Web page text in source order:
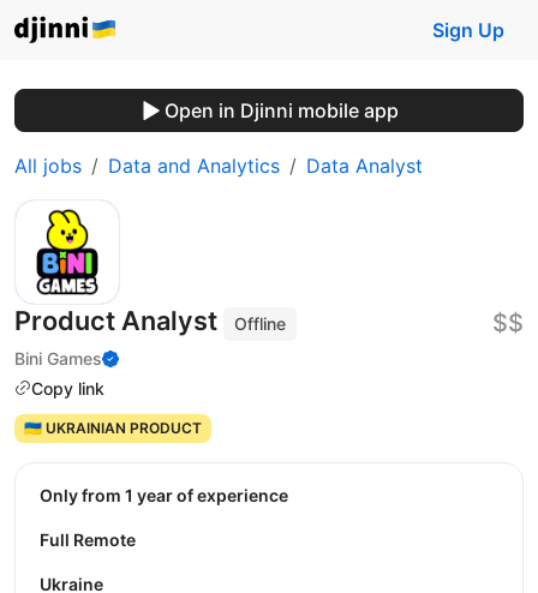
Sign Up
Open in Djinni mobile app
All jobs Data and Analytics Data Analyst
Product Analyst
Offline
Bini Games
Copy link
$$
🇺🇦 UKRAINIAN PRODUCT
Only from 1 year of experience
Full Remote
Ukraine